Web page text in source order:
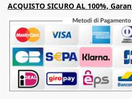
ACQUISTO SICURO AL 100%,